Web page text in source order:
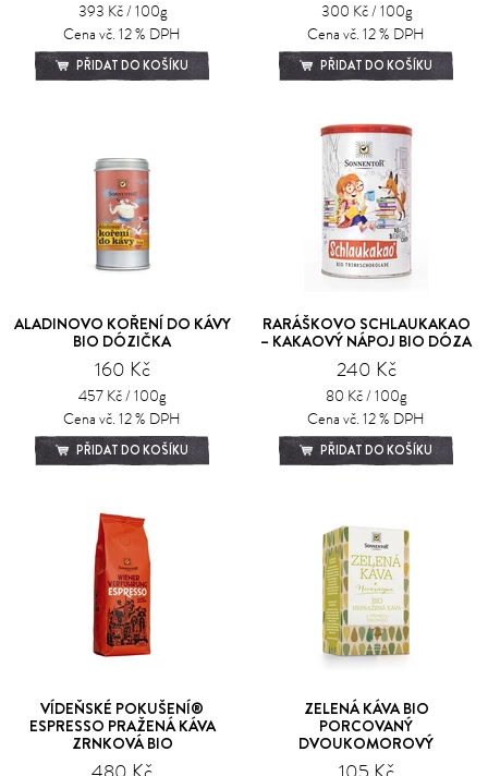
393 Kč / 100g
Cena vč. 12 % DPH
PŘIDAT DO KOŠÍKU
300 Kč / 100g
Cena vč. 12 % DPH
PŘIDAT DO KOŠÍKU
ALADINOVO KOŘENÍ DO KÁVY
BIO DÓZIČKA
160 Kč
457 Kč / 100g
Cena vč. 12 % DPH
PŘIDAT DO KOŠÍKU
RARÁŠKOVO SCHLAUKAKAO
– KAKAOVÝ NÁPOJ BIO DÓZA
240 Kč
80 Kč / 100g
Cena vč. 12 % DPH
PŘIDAT DO KOŠÍKU
VÍDEŇSKÉ POKUŠENÍ®
ESPRESSO PRAŽENÁ KÁVA
ZRNKOVÁ BIO
ZELENÁ KÁVA BIO
PORCOVANÝ
DVOUKOMOROVÝ